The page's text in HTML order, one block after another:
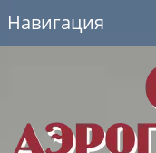
Навигация